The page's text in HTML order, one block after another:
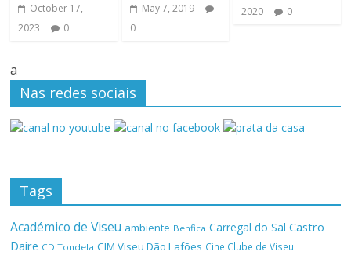
October 17,
2023
0
May 7, 2019
0
2020
0
a
Nas redes sociais
Tags
Académico de Viseu ambiente Benfica Carregal do Sal Castro
Daire CD Tondela CIM Viseu Dão Lafões Cine Clube de Viseu